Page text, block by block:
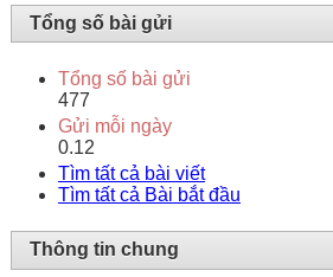
Tổng số bài gửi
Tổng số bài gửi
477
Gửi mỗi ngày
0.12
Tìm tất cả bài viết
Tìm tất cả Bài bắt đầu
Thông tin chung